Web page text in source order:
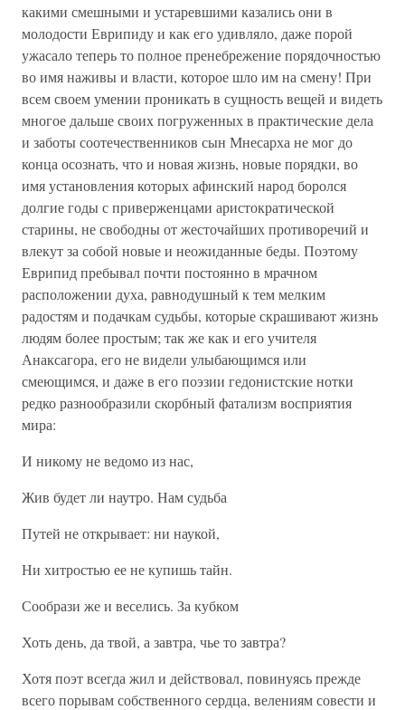
какими смешными и устаревшими казались они в
молодости Еврипиду и как его удивляло, даже порой
ужасало теперь то полное пренебрежение порядочностью
во имя наживы и власти, которое шло им на смену! При
всем своем умении проникать в сущность вещей и видеть
многое дальше своих погруженных в практические дела
и заботы соотечественников сын Мнесарха не мог до
конца осознать, что и новая жизнь, новые порядки, во
имя установления которых афинский народ боролся
долгие годы с приверженцами аристократической
старины, не свободны от жесточайших противоречий и
влекут за собой новые и неожиданные беды. Поэтому
Еврипид пребывал почти постоянно в мрачном
расположении духа, равнодушный к тем мелким
радостям и подачкам судьбы, которые скрашивают жизнь
людям более простым; так же как и его учителя
Анаксагора, его не видели улыбающимся или
смеющимся, и даже в его поэзии гедонистские нотки
редко разнообразили скорбный фатализм восприятия
мира:
И никому не ведомо из нас,
Жив будет ли наутро. Нам судьба
Путей не открывает: ни наукой,
Ни хитростью ее не купишь тайн.
Сообрази же и веселись. За кубком
Хоть день, да твой, а завтра, чье то завтра?
Хотя поэт всегда жил и действовал, повинуясь прежде
всего порывам собственного сердца, велениям совести и